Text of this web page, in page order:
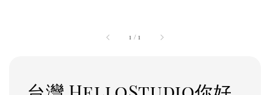
1 /1